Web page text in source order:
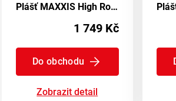
Plášť MAXXIS High Roller II EXO TR 3C Maxx Terra - kevlar
1 749 Kč
Do obchodu
Zobrazit detail